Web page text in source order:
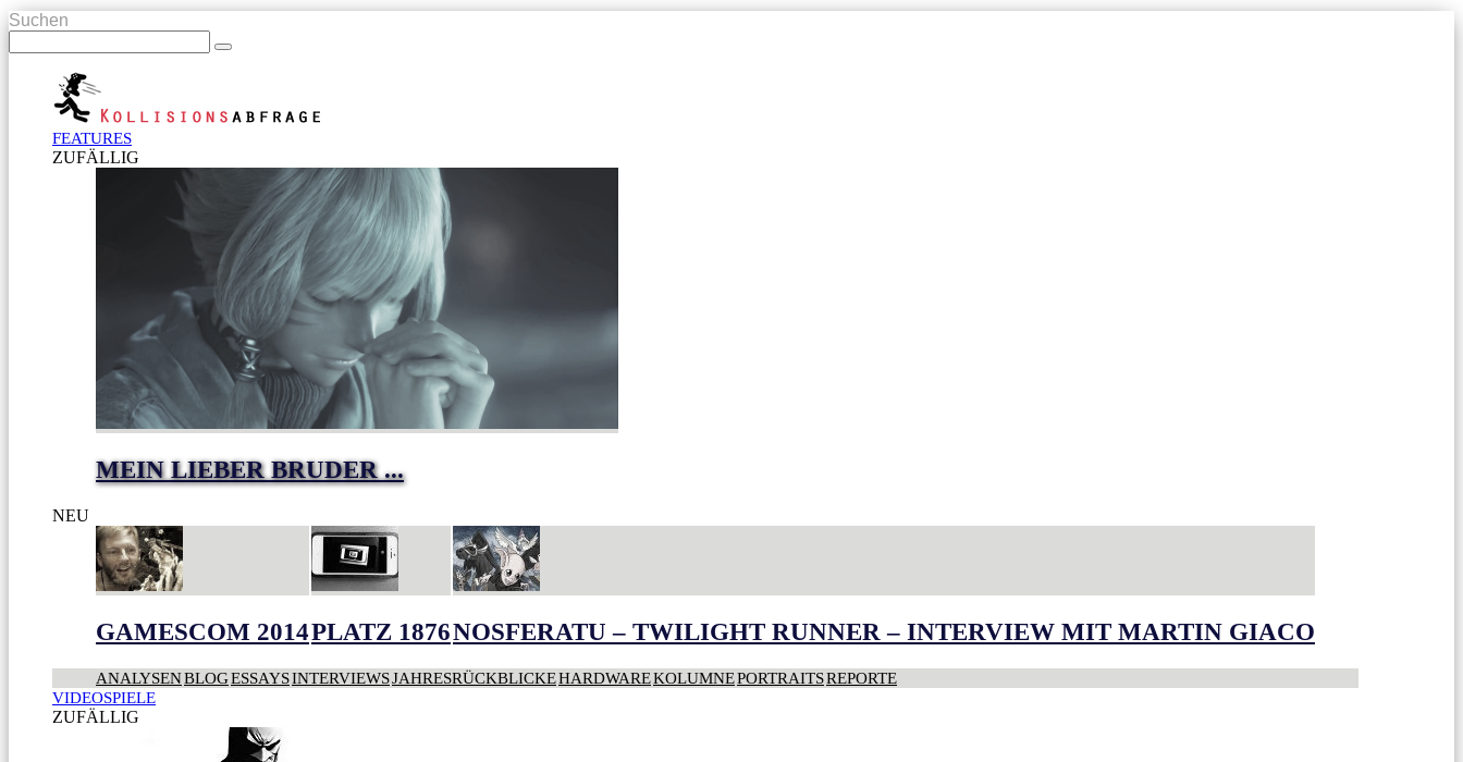
Suchen
FEATURES
ZUFÄLLIG
MEIN LIEBER BRUDER ...
NEU
GAMESCOM 2014PLATZ 1876NOSFERATU – TWILIGHT RUNNER – INTERVIEW MIT MARTIN GIACO
ANALYSENBLOGESSAYSINTERVIEWSJAHRESRÜCKBLICKEHARDWAREKOLUMNEPORTRAITSREPORTE
VIDEOSPIELE
ZUFÄLLIG